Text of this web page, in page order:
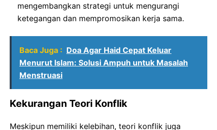
mengembangkan strategi untuk mengurangi
ketegangan dan mempromosikan kerja sama.
Baca Juga : Doa Agar Haid Cepat Keluar
Menurut Islam: Solusi Ampuh untuk Masalah
Menstruasi
Kekurangan Teori Konflik
Meskipun memiliki kelebihan, teori konflik juga